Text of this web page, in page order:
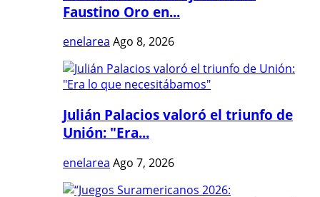
Faustino Oro en...
enelarea Ago 8, 2026
Julián Palacios valoró el triunfo de
Unión: "Era...
enelarea Ago 7, 2026